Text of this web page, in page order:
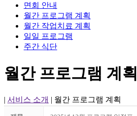
면회 안내
월간 프로그램 계획
월간 작업치료 계획
일일 프로그램
주간 식단
월간 프로그램 계획
| 서비스 소개 | 월간 프로그램 계획